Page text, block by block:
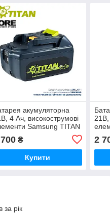
акумуляторна
4 Ач, високострумові
Samsung TITAN
₴
Купити
21В,
2
за рік